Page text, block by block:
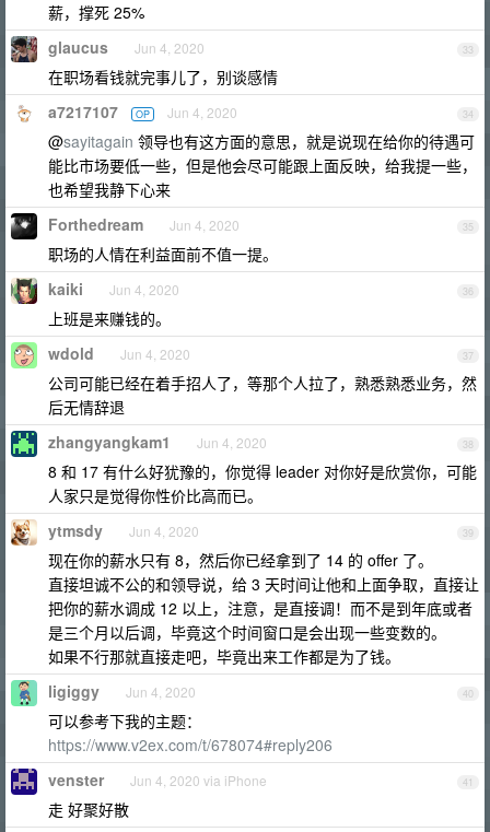
薪，撑死 25%
33
glaucus Jun 4, 2020
在职场看钱就完事儿了，别谈感情
34
a7217107 OP Jun 4, 2020
@sayitagain 领导也有这方面的意思，就是说现在给你的待遇可
能比市场要低一些，但是他会尽可能跟上面反映，给我提一些，
也希望我静下心来
35
Forthedream Jun 4, 2020
职场的人情在利益面前不值一提。
36
kaiki Jun 4, 2020
上班是来赚钱的。
37
wdold Jun 4, 2020
公司可能已经在着手招人了，等那个人拉了，熟悉熟悉业务，然
后无情辞退
38
zhangyangkam1 Jun 4, 2020
8 和 17 有什么好犹豫的，你觉得 leader 对你好是欣赏你，可能
人家只是觉得你性价比高而已。
39
ytmsdy Jun 4, 2020
现在你的薪水只有 8，然后你已经拿到了 14 的 offer 了。
直接坦诚不公的和领导说，给 3 天时间让他和上面争取，直接让
把你的薪水调成 12 以上，注意，是直接调！而不是到年底或者
是三个月以后调，毕竟这个时间窗口是会出现一些变数的。
如果不行那就直接走吧，毕竟出来工作都是为了钱。
40
ligiggy Jun 4, 2020
可以参考下我的主题：
https://www.v2ex.com/t/678074#reply206
41
venster Jun 4, 2020 via iPhone
走 好聚好散